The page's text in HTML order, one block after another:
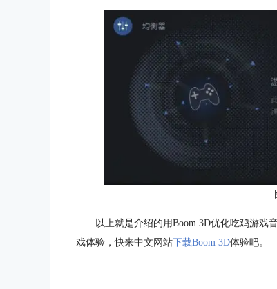
以上就是介绍的用Boom 3D优化吃鸡游戏
戏体验，快来中文网站下载Boom 3D体验吧。